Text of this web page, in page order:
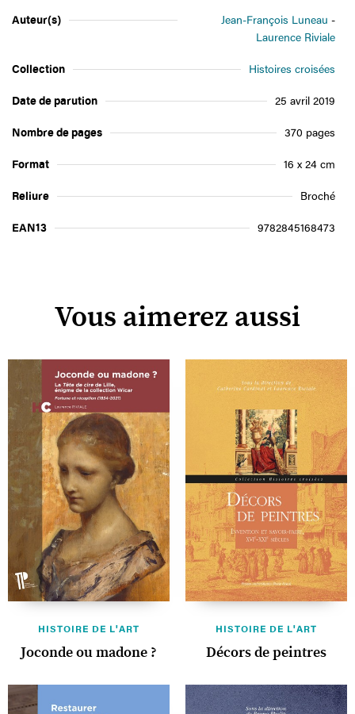
Auteur(s)
Jean-François Luneau
Laurence Riviale
Collection Histoires croisées
Date de parution 25 avril 2019
Nombre de pages 370 pages
Format 16 x 24 cm
Reliure Broché
EAN13 9782845168473
Vous aimerez aussi
HISTOIRE DE L'ART
Joconde ou madone ?
HISTOIRE DE L'ART
Décors de peintres